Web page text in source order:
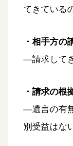
てきている
・相手方の
―請求して
・請求の根
―遺言の有
別受益はな